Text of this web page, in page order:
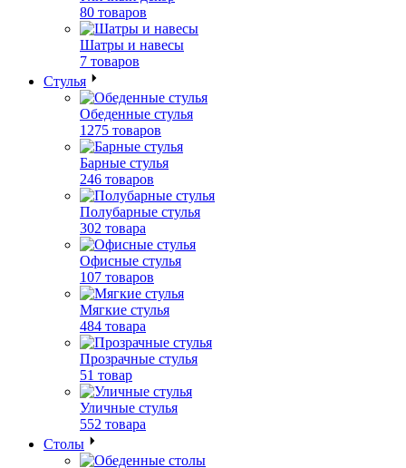
80 товаров
Шатры и навесы
7 товаров
Стулья
Обеденные стулья
1275 товаров
Барные стулья
246 товаров
Полубарные стулья
302 товара
Офисные стулья
107 товаров
Мягкие стулья
484 товара
Прозрачные стулья
51 товар
Уличные стулья
552 товара
Столы